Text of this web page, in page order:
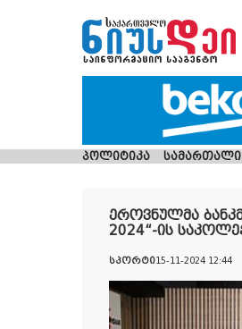
პოლიტიკა სამართალი
ეროვნულმა
2024“-ის
სპორტი15-11-2024 12:44